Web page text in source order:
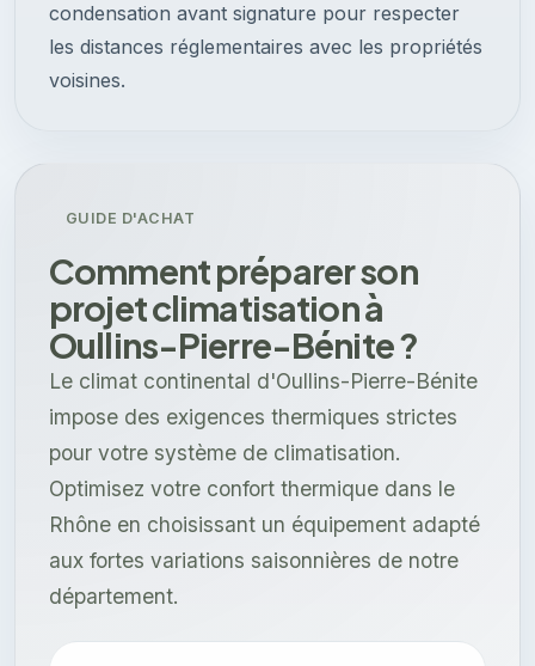
condensation avant signature pour respecter
les distances réglementaires avec les propriétés
voisines.
GUIDE D'ACHAT
Comment préparer son
projet climatisation à
Oullins-Pierre-Bénite ?
Le climat continental d'Oullins-Pierre-Bénite
impose des exigences thermiques strictes
pour votre système de climatisation.
Optimisez votre confort thermique dans le
Rhône en choisissant un équipement adapté
aux fortes variations saisonnières de notre
département.